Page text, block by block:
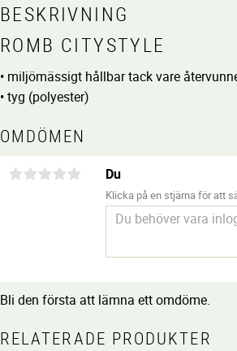
BESKRIVNING
ROMB CITYSTYLE
• miljömässigt hållbar tack vare
• tyg (polyester)
OMDÖMEN
Du
Klicka på en stjärna för att
Bli den första att lämna ett omdöme.
RELATERADE PRODUKTER